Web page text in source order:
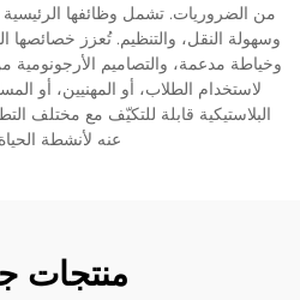
من الضروريات. تشمل وظائفها الرئيسية
وسهولة النقل، والتنظيم. تُعزز خصائصها
وخياطة مدعمة، والتصاميم الأرجونومية
لاستخدام الطلاب، أو المهنيين، أو
البلاستيكية قابلة للتكيّف مع مختلف
عنه لأنشطة
منتجات